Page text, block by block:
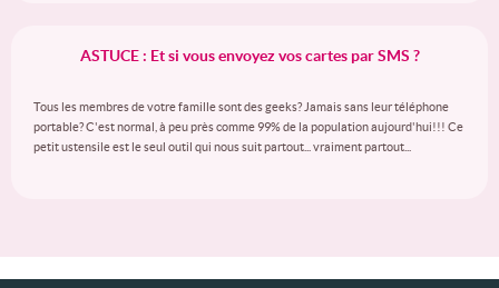
ASTUCE : Et si vous envoyez vos cartes par SMS ?
Tous les membres de votre famille sont des geeks? Jamais sans leur téléphone
portable? C'est normal, à peu près comme 99% de la population aujourd'hui!!! Ce
petit ustensile est le seul outil qui nous suit partout... vraiment partout...